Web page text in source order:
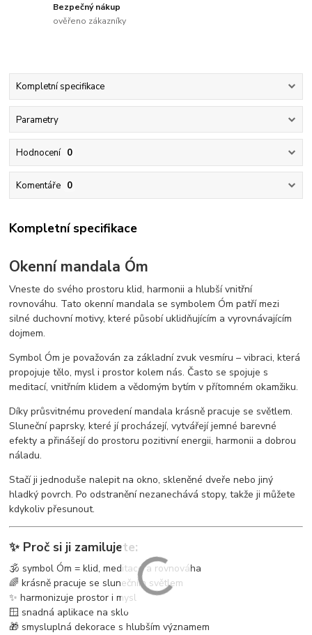
Bezpečný nákup
ověřeno zákazníky
Kompletní specifikace
Parametry
Hodnocení 0
Komentáře 0
Kompletní specifikace
Okenní mandala Óm
Vneste do svého prostoru klid, harmonii a hlubší vnitřní
rovnováhu. Tato okenní mandala se symbolem Óm patří mezi
silné duchovní motivy, které působí uklidňujícím a vyrovnávajícím
dojmem.
Symbol Óm je považován za základní zvuk vesmíru – vibraci, která
propojuje tělo, mysl i prostor kolem nás. Často se spojuje s
meditací, vnitřním klidem a vědomým bytím v přítomném okamžiku.
Díky průsvitnému provedení mandala krásně pracuje se světlem.
Sluneční paprsky, které jí procházejí, vytvářejí jemné barevné
efekty a přinášejí do prostoru pozitivní energii, harmonii a dobrou
náladu.
Stačí ji jednoduše nalepit na okno, skleněné dveře nebo jiný
hladký povrch. Po odstranění nezanechává stopy, takže ji můžete
kdykoliv přesunout.
✨ Proč si ji zamilujete:
🕉️ symbol Óm = klid, meditace a rovnováha
🌈 krásně pracuje se slunečním světlem
✨ harmonizuje prostor i mysl
🪟 snadná aplikace na sklo
🎁 smysluplná dekorace s hlubším významem